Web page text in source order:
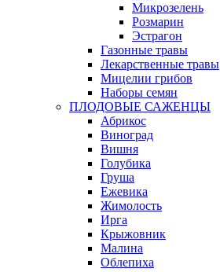
Микрозелень
Розмарин
Эстрагон
Газонные травы
Лекарственные травы
Мицелии грибов
Наборы семян
ПЛОДОВЫЕ САЖЕНЦЫ
Абрикос
Виноград
Вишня
Голубика
Груша
Ежевика
Жимолость
Ирга
Крыжовник
Малина
Облепиха